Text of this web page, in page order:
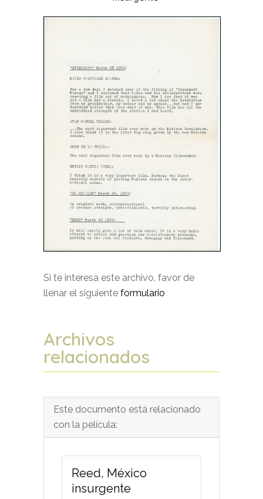
Si te interesa este archivo, favor de
llenar el siguiente formulario
Archivos
relacionados
Este documento está relacionado
con la película:
Reed, México
insurgente